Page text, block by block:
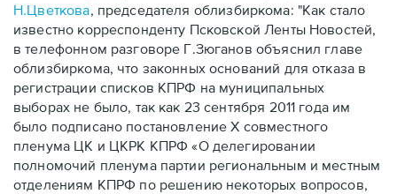
Н.Цветкова, председателя облизбиркома: "Как стало
известно корреспонденту Псковской Ленты Новостей,
в телефонном разговоре Г.Зюганов объяснил главе
облизбиркома, что законных оснований для отказа в
регистрации списков КПРФ на муниципальных
выборах не было, так как 23 сентября 2011 года им
было подписано постановление X совместного
пленума ЦК и ЦКРК КПРФ «О делегировании
полномочий пленума партии региональным и местным
отделениям КПРФ по решению некоторых вопросов,